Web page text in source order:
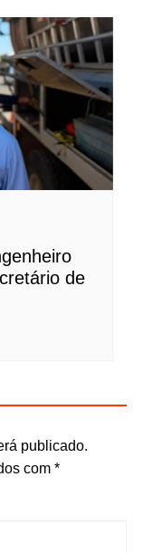
de
publicado.
com *